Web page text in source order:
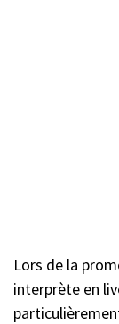
Lors de la
interprète en